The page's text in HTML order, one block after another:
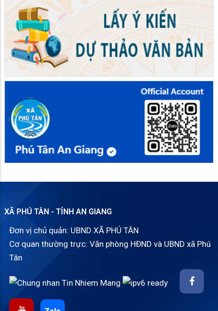
XÃ PHÚ TÂN - TỈNH AN GIANG
Đơn vị chủ quản: UBND XÃ PHÚ TÂN
Cơ quan thường trực: Văn phòng HĐND và UBND xã Phú
Tân